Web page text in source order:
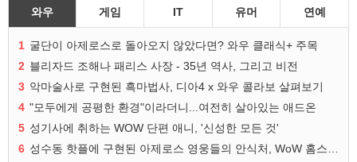
와우 게임 IT 유머 연예
1 굴단이 아제로스로 돌아오지 않았다면? 와우 클래식+ 주목
2 블리자드 조해나 패리스 사장 - 35년 역사, 그리고 비전
3 악마술사로 구현된 흑마법사, 디아4 x 와우 콜라보 살펴보기
4 "모두에게 공평한 환경"이라더니...여전히 살아있는 애드온
5 성기사에 취하는 WOW 단편 애니, '신성한 모든 것'
6